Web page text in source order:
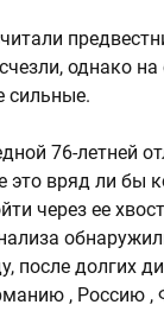
однако
сильные.
76-летней
вряд ли бы
через ее
после долгих
, Россию